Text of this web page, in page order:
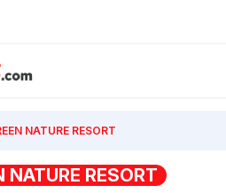
NATURE RESORT
NATURE RESORT